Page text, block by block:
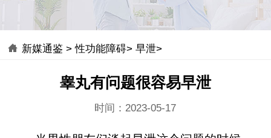
新媒通鉴 >性功能障碍>早泄>
睾丸有问题很容易早泄
时间：2023-05-17